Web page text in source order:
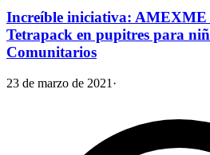
Increíble iniciativa: AMEXME
Tetrapack en pupitres para
Comunitarios
23 de marzo de 2021 ·